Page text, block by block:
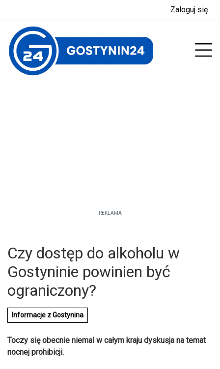
Zaloguj się
REKLAMA
Czy dostęp do alkoholu w
Gostyninie powinien być
ograniczony?
Informacje z Gostynina
Toczy się obecnie niemal w całym kraju dyskusja na temat
nocnej prohibicji.